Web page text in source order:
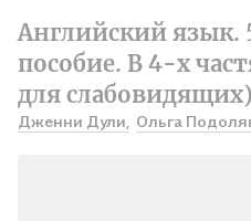
Английский язык.
пособие. В 4-х
для слабовидящих)
Дженни Дули, Ольга